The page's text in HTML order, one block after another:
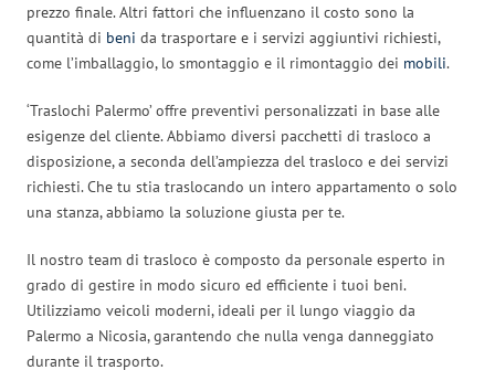
prezzo finale. Altri fattori che influenzano il costo sono la
quantità di beni da trasportare e i servizi aggiuntivi richiesti,
come l’imballaggio, lo smontaggio e il rimontaggio dei mobili.
‘Traslochi Palermo’ offre preventivi personalizzati in base alle
esigenze del cliente. Abbiamo diversi pacchetti di trasloco a
disposizione, a seconda dell’ampiezza del trasloco e dei servizi
richiesti. Che tu stia traslocando un intero appartamento o solo
una stanza, abbiamo la soluzione giusta per te.
Il nostro team di trasloco è composto da personale esperto in
grado di gestire in modo sicuro ed efficiente i tuoi beni.
Utilizziamo veicoli moderni, ideali per il lungo viaggio da
Palermo a Nicosia, garantendo che nulla venga danneggiato
durante il trasporto.